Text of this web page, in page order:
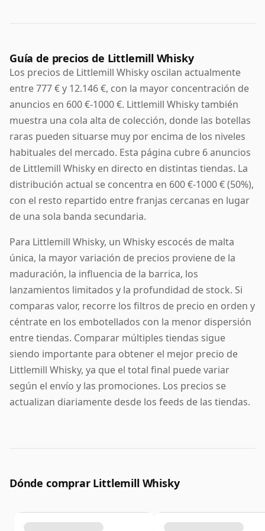
Guía de precios de Littlemill Whisky
Los precios de Littlemill Whisky oscilan actualmente
entre 777 € y 12.146 €, con la mayor concentración de
anuncios en 600 €-1000 €. Littlemill Whisky también
muestra una cola alta de colección, donde las botellas
raras pueden situarse muy por encima de los niveles
habituales del mercado. Esta página cubre 6 anuncios
de Littlemill Whisky en directo en distintas tiendas. La
distribución actual se concentra en 600 €-1000 € (50%),
con el resto repartido entre franjas cercanas en lugar
de una sola banda secundaria.
Para Littlemill Whisky, un Whisky escocés de malta
única, la mayor variación de precios proviene de la
maduración, la influencia de la barrica, los
lanzamientos limitados y la profundidad de stock. Si
comparas valor, recorre los filtros de precio en orden y
céntrate en los embotellados con la menor dispersión
entre tiendas. Comparar múltiples tiendas sigue
siendo importante para obtener el mejor precio de
Littlemill Whisky, ya que el total final puede variar
según el envío y las promociones. Los precios se
actualizan diariamente desde los feeds de las tiendas.
Dónde comprar Littlemill Whisky